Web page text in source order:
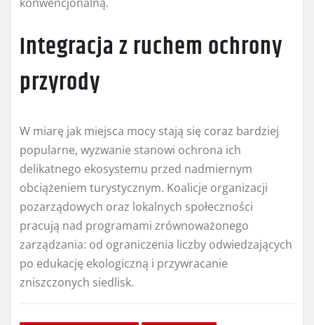
Integracja z ruchem ochrony
przyrody
W miarę jak miejsca mocy stają się coraz bardziej
popularne, wyzwanie stanowi ochrona ich
delikatnego ekosystemu przed nadmiernym
obciążeniem turystycznym. Koalicje organizacji
pozarządowych oraz lokalnych społeczności
pracują nad programami zrównoważonego
zarządzania: od ograniczenia liczby odwiedzających
po edukację ekologiczną i przywracanie
zniszczonych siedlisk.